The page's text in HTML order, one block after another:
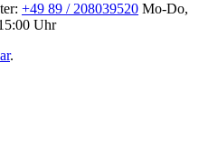
+49 89 / 208039520 Mo-Do,
Uhr
.